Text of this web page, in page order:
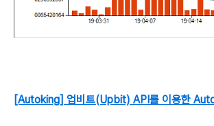
[Autoking] 업비트(Upbit) API를 이용한